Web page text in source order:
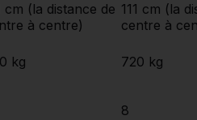
cm (la distance de
à centre)
kg
111 cm (la
centre à
720 kg
8